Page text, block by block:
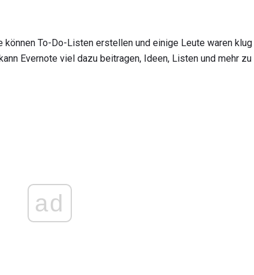
To-Do-Listen erstellen und einige Leute waren klug
Evernote viel dazu beitragen, Ideen, Listen und mehr zu
ad